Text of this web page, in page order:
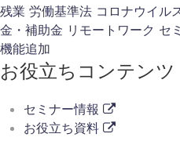
残業 労働基準法 コロナウイル
金・補助金 リモートワーク セ
機能追加
お役立ちコンテンツ
セミナー情報
お役立ち資料